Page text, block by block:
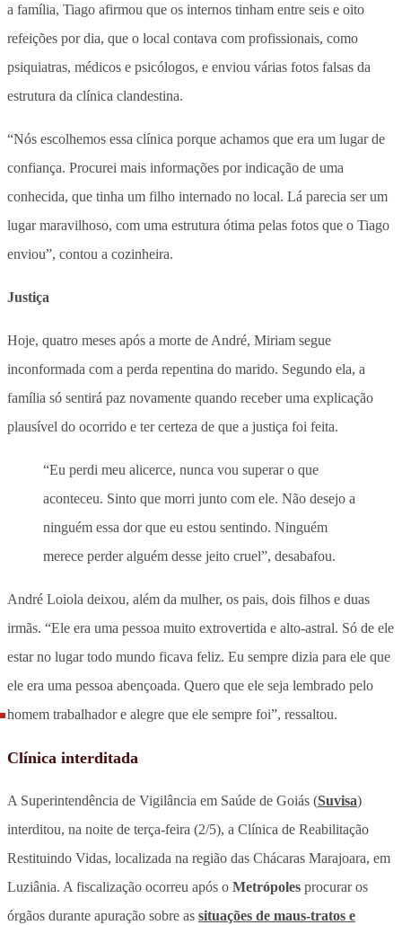
a família, Tiago afirmou que os internos tinham entre seis e oito
refeições por dia, que o local contava com profissionais, como
psiquiatras, médicos e psicólogos, e enviou várias fotos falsas da
estrutura da clínica clandestina.
“Nós escolhemos essa clínica porque achamos que era um lugar de
confiança. Procurei mais informações por indicação de uma
conhecida, que tinha um filho internado no local. Lá parecia ser um
lugar maravilhoso, com uma estrutura ótima pelas fotos que o Tiago
enviou”, contou a cozinheira.
Justiça
Hoje, quatro meses após a morte de André, Miriam segue
inconformada com a perda repentina do marido. Segundo ela, a
família só sentirá paz novamente quando receber uma explicação
plausível do ocorrido e ter certeza de que a justiça foi feita.
“Eu perdi meu alicerce, nunca vou superar o que
aconteceu. Sinto que morri junto com ele. Não desejo a
ninguém essa dor que eu estou sentindo. Ninguém
merece perder alguém desse jeito cruel”, desabafou.
André Loiola deixou, além da mulher, os pais, dois filhos e duas
irmãs. “Ele era uma pessoa muito extrovertida e alto-astral. Só de ele
estar no lugar todo mundo ficava feliz. Eu sempre dizia para ele que
ele era uma pessoa abençoada. Quero que ele seja lembrado pelo
homem trabalhador e alegre que ele sempre foi”, ressaltou.
Clínica interditada
A Superintendência de Vigilância em Saúde de Goiás (Suvisa)
interditou, na noite de terça-feira (2/5), a Clínica de Reabilitação
Restituindo Vidas, localizada na região das Chácaras Marajoara, em
Luziânia. A fiscalização ocorreu após o Metrópoles procurar os
órgãos durante apuração sobre as situações de maus-tratos e